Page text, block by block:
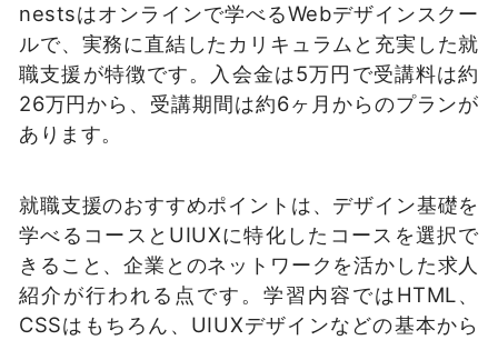
nestsはオンラインで学べるWebデザインスクー
ルで、実務に直結したカリキュラムと充実した就
職支援が特徴です。入会金は5万円で受講料は約
26万円から、受講期間は約6ヶ月からのプランが
あります。
就職支援のおすすめポイントは、デザイン基礎を
学べるコースとUIUXに特化したコースを選択で
きること、企業とのネットワークを活かした求人
紹介が行われる点です。学習内容ではHTML、
CSSはもちろん、UIUXデザインなどの基本から